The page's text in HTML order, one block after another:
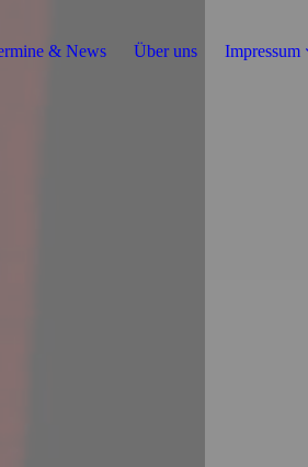
& News Über uns Impressum